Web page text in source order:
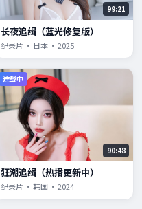
99:21
长夜追缉（蓝光修复版）
纪录片 · 日本 · 2025
连载中
90:48
狂潮追缉（热播更新中）
纪录片 · 韩国 · 2024